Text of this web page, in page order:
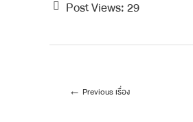
Post Views:29
← Previous เรื่อง